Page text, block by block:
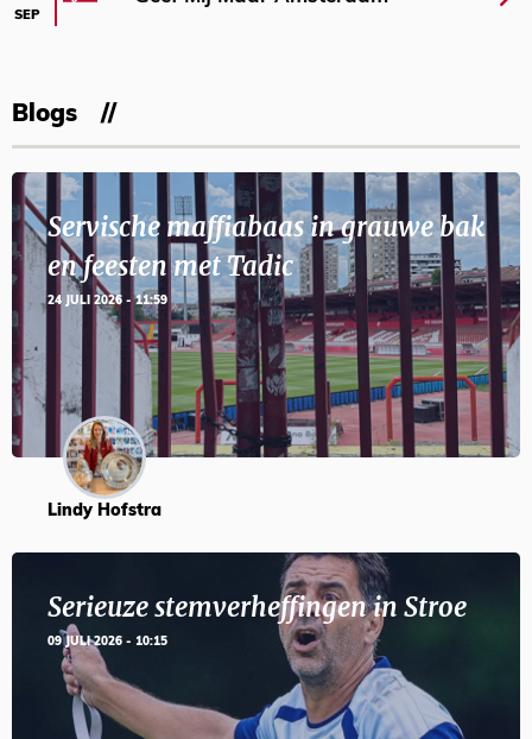
SEP
Blogs
Servische maffiabaas in grauwe bak
en feesten met Tadic
24 JULI 2026 - 11:59
Lindy Hofstra
Serieuze stemverheffingen in Stroe
09 JULI 2026 - 10:15